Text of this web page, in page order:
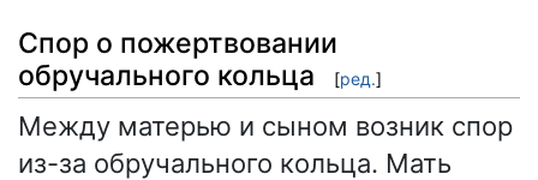
Спор о пожертвовании
обручального кольца
[ред.]
Между матерью и сыном возник спор
из-за обручального кольца. Мать